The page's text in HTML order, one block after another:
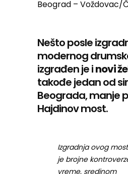
Beograd – Voždovac/
Nešto posle
modernog
izgrađen je inovi
takođe jedan od
Beograda, manje
Hajdinov most.
Izgradnja ovog
je brojne
vreme, sredinom